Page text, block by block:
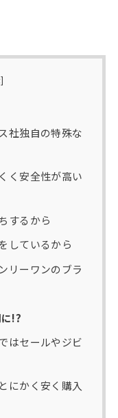
]
社独自の特殊な
く安全性が高い
するから
しているから
リーワンのブラ
!?
はセールやジビ
にかく安く購入